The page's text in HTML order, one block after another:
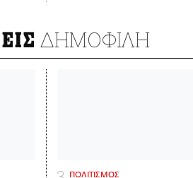
ΔΗΜΟΦΙΛΗ
ΠΟΛΙΤΙΣΜΟΣ